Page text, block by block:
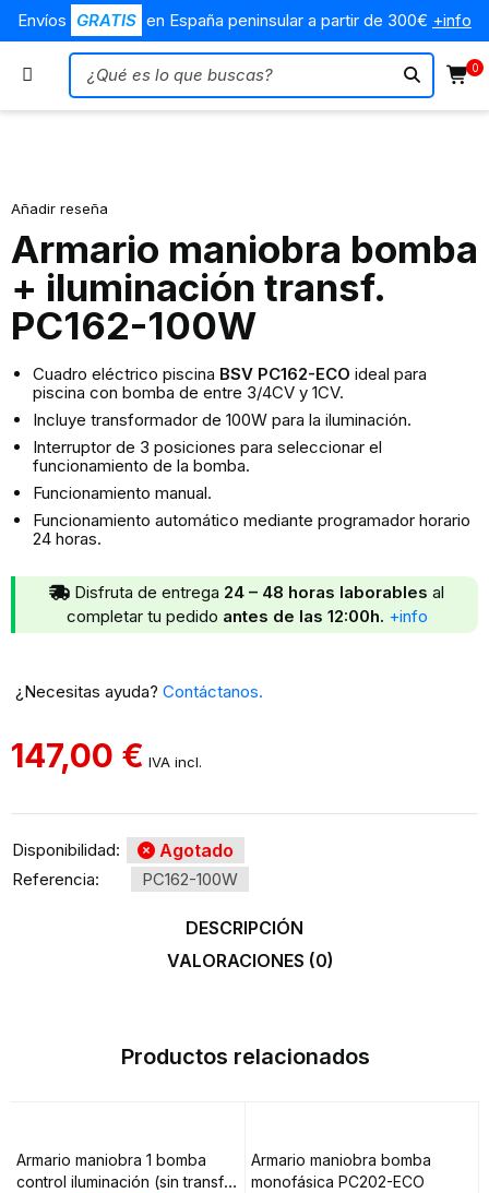
Envíos GRATIS en España peninsular a partir de 300€ +info
0
Añadir reseña
Armario maniobra bomba
+ iluminación transf.
PC162-100W
Cuadro eléctrico piscina BSV PC162-ECO ideal para
piscina con bomba de entre 3/4CV y 1CV.
Incluye transformador de 100W para la iluminación.
Interruptor de 3 posiciones para seleccionar el
funcionamiento de la bomba.
Funcionamiento manual.
Funcionamiento automático mediante programador horario
24 horas.
Disfruta de entrega 24 – 48 horas laborables al
completar tu pedido antes de las 12:00h. +info
¿Necesitas ayuda? Contáctanos.
147,00 € IVA incl.
Disponibilidad: Agotado
Referencia: PC162-100W
DESCRIPCIÓN
VALORACIONES (0)
Productos relacionados
Armario maniobra 1 bomba
control iluminación (sin transf.)
Armario maniobra bomba
monofásica PC202-ECO